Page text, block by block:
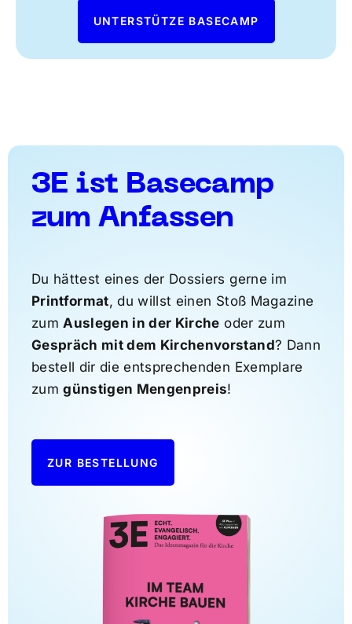
UNTERSTÜTZE BASECAMP
3E ist Basecamp
zum Anfassen
Du hättest eines der Dossiers gerne im
Printformat, du willst einen Stoß Magazine
zum Auslegen in der Kirche oder zum
Gespräch mit dem Kirchenvorstand? Dann
bestell dir die entsprechenden Exemplare
zumgünstigen Mengenpreis!
ZUR BESTELLUNG